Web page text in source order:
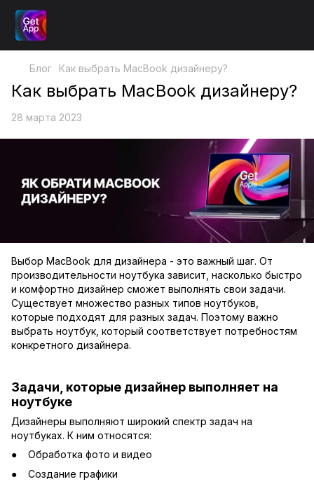
Блог Как выбрать MacBook дизайнеру?
Как выбрать MacBook дизайнеру?
28 марта 2023
Выбор MacBook для дизайнера - это важный шаг. От
производительности ноутбука зависит, насколько быстро
и комфортно дизайнер сможет выполнять свои задачи.
Существует множество разных типов ноутбуков,
которые подходят для разных задач. Поэтому важно
выбрать ноутбук, который соответствует потребностям
конкретного дизайнера.
Задачи, которые дизайнер выполняет на
ноутбуке
Дизайнеры выполняют широкий спектр задач на
ноутбуках. К ним относятся:
Обработка фото и видео
Создание графики